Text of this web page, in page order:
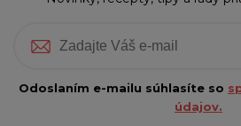
Odoslaním e-mailu súhlasíte so
údajov.